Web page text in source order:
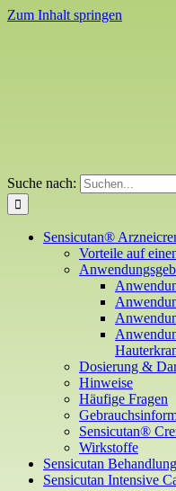
Zum Inhalt springen
Suche nach:
Sensicutan®
Vorteile auf
Dosierung &
Hinweise
Häufige Fragen
Sensicutan®
Wirkstoffe
Sensicutan
Sensicutan Intensive